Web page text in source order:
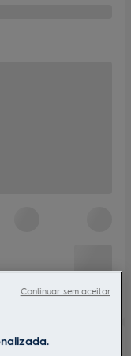
Continuar sem aceitar